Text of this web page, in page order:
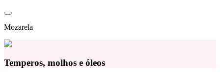
Mozarela
Temperos, molhos e óleos